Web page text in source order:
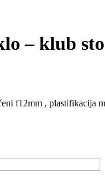
– klub sto
f12mm , plastifikacija